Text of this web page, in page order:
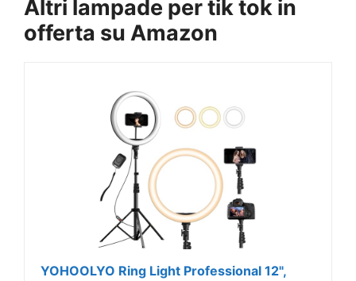
Altri lampade per tik tok in
offerta su Amazon
YOHOOLYO Ring Light Professional 12",